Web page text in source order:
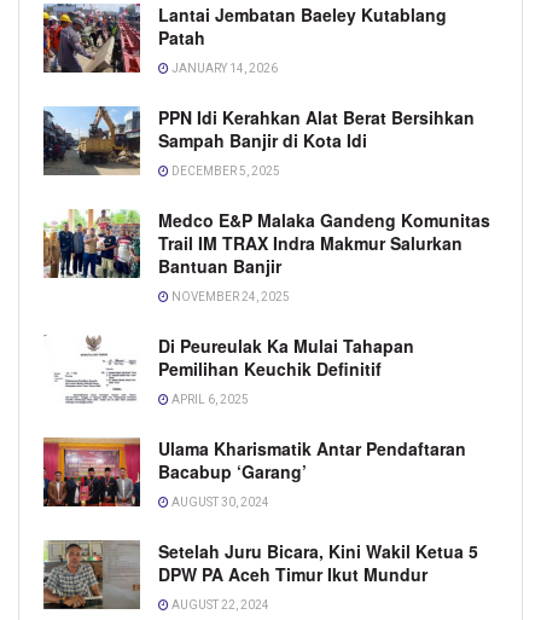
Lantai Jembatan Baeley Kutablang
Patah
JANUARY 14, 2026
PPN Idi Kerahkan Alat Berat Bersihkan
Sampah Banjir di Kota Idi
DECEMBER 5, 2025
Medco E&P Malaka Gandeng Komunitas
Trail IM TRAX Indra Makmur Salurkan
Bantuan Banjir
NOVEMBER 24, 2025
Di Peureulak Ka Mulai Tahapan
Pemilihan Keuchik Definitif
APRIL 6, 2025
Ulama Kharismatik Antar Pendaftaran
Bacabup ‘Garang’
AUGUST 30, 2024
Setelah Juru Bicara, Kini Wakil Ketua 5
DPW PA Aceh Timur Ikut Mundur
AUGUST 22, 2024